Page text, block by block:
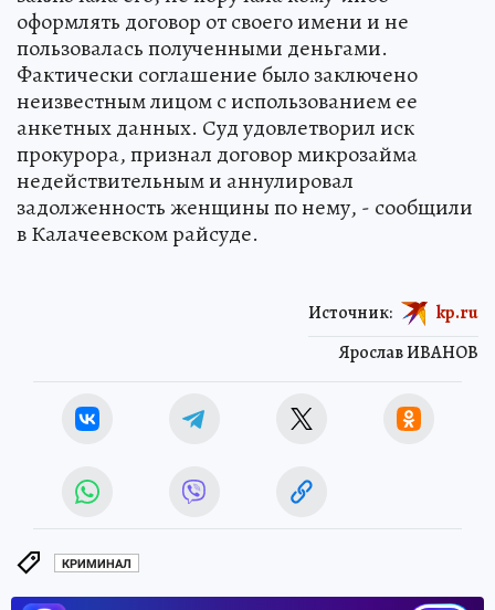
оформлять договор от своего имени и не
пользовалась полученными деньгами.
Фактически соглашение было заключено
неизвестным лицом с использованием ее
анкетных данных. Суд удовлетворил иск
прокурора, признал договор микрозайма
недействительным и аннулировал
задолженность женщины по нему, - сообщили
в Калачеевском райсуде.
Ярослав ИВАНОВ
Источник: kp.ru
КРИМИНАЛ